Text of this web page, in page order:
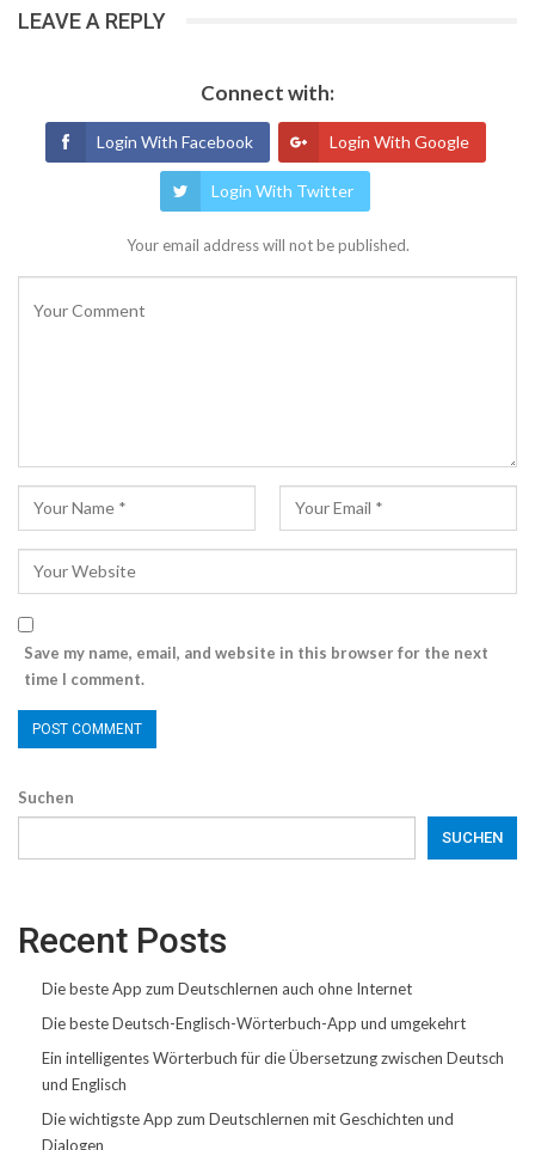
LEAVE A REPLY
Connect with:
Login With Facebook Login With Google
Login With Twitter
Your email address will not be published.
Save my name, email, and website in this browser for the next
time I comment.
Suchen
SUCHEN
Recent Posts
Die beste App zum Deutschlernen auch ohne Internet
Die beste Deutsch-Englisch-Wörterbuch-App und umgekehrt
Ein intelligentes Wörterbuch für die Übersetzung zwischen Deutsch
und Englisch
Die wichtigste App zum Deutschlernen mit Geschichten und
Dialogen